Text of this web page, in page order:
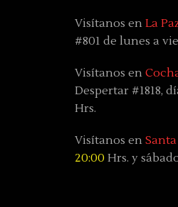
Visítanos en La
#801 de lunes a
Visítanos en
Despertar #1818,
Hrs.
Visítanos en
20:00 Hrs. y